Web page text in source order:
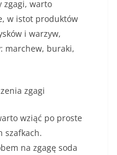
zgagi, warto
w istot produktów
i warzyw,
marchew, buraki,
zgagi
wziąć po proste
szafkach.
na zgagę soda